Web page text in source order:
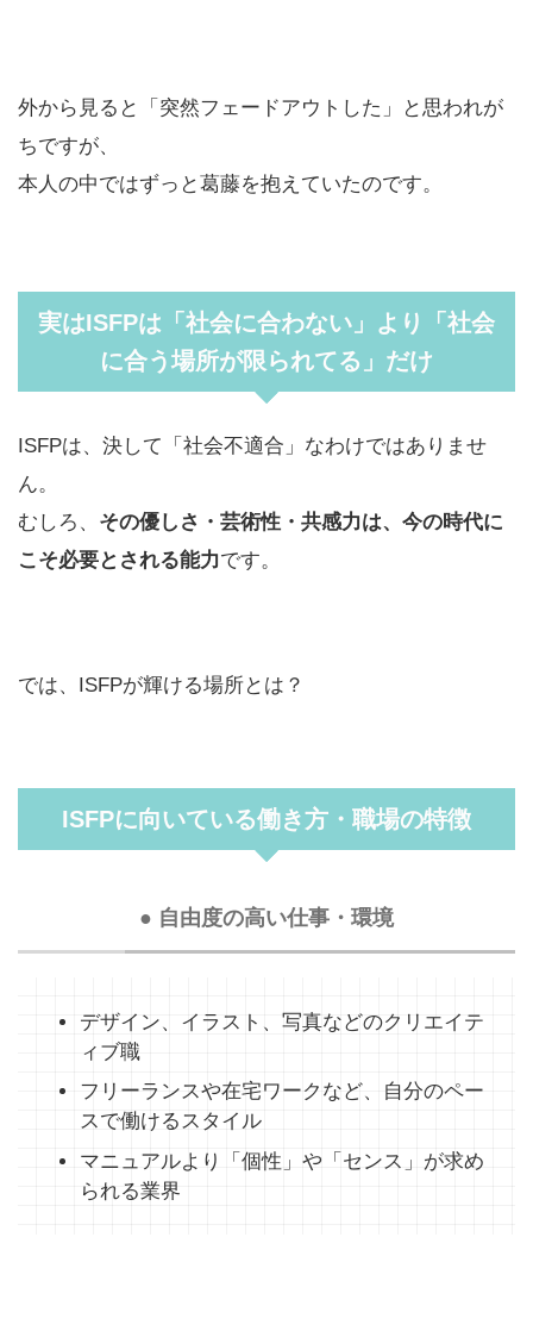
外から見ると「突然フェードアウトした」と思われが
ちですが、
本人の中ではずっと葛藤を抱えていたのです。
実はISFPは「社会に合わない」より「社会
に合う場所が限られてる」だけ
ISFPは、決して「社会不適合」なわけではありませ
ん。
むしろ、 その優しさ・芸術性・共感力は、今の時代に
こそ必要とされる能力です。
では、ISFPが輝ける場所とは？
ISFPに向いている働き方・職場の特徴
● 自由度の高い仕事・環境
デザイン、イラスト、写真などのクリエイテ
ィブ職
フリーランスや在宅ワークなど、自分のペー
スで働けるスタイル
マニュアルより「個性」や「センス」が求め
られる業界